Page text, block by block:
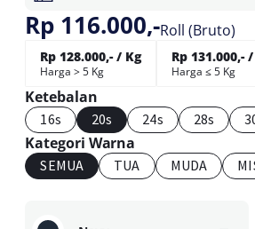
Rp 116.000,-Roll (Bruto)
Rp 128.000,- / Kg
Harga > 5 Kg
Rp 131.000,-
Harga ≤ 5 Kg
Ketebalan
16s 20s 24s 28s
Kategori Warna
SEMUA TUA MUDA